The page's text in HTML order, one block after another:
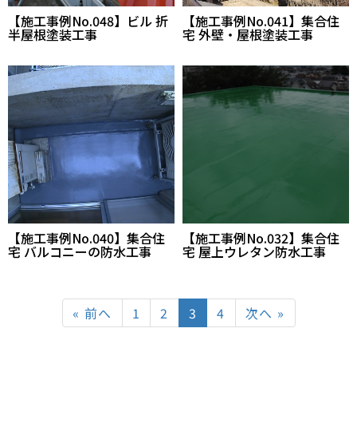
【施工事例No.048】ビル 折
半屋根塗装工事
【施工事例No.041】集合住
宅 外壁・屋根塗装工事
【施工事例No.040】集合住
宅 バルコニーの防水工事
【施工事例No.032】集合住
宅 屋上ウレタン防水工事
« 前へ 1 2 3 4 次へ »